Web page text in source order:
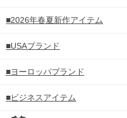
■2026年春夏新作アイテム
■USAブランド
■ヨーロッパブランド
■ビジネスアイテム